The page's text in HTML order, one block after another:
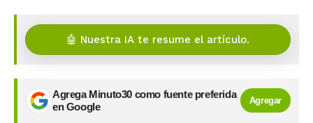
🤖 Nuestra IA te resume el artículo.
Agrega Minuto30 como fuente preferida
en Google
Agregar